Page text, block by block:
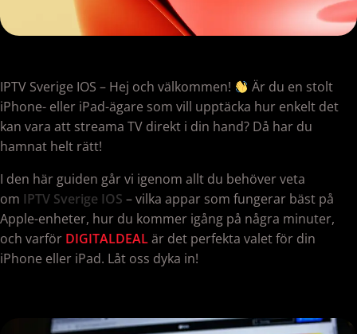
IPTV Sverige IOS – Hej och välkommen!
Är du en stolt
iPhone- eller iPad-ägare som vill upptäcka hur enkelt det
kan vara att streama TV direkt i din hand? Då har du
hamnat helt rätt!
I den här guiden går vi igenom allt du behöver veta
om IPTV Sverige IOS – vilka appar som fungerar bäst på
Apple-enheter, hur du kommer igång på några minuter,
och varför DIGITALDEALär det perfekta valet för din
iPhone eller iPad. Låt oss dyka in!